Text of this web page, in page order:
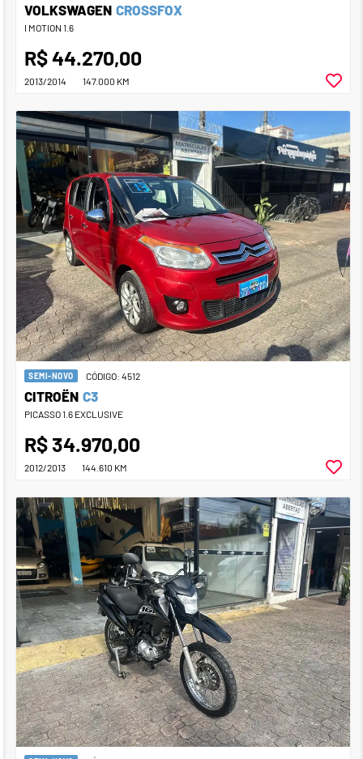
VOLKSWAGEN CROSSFOX
I MOTION 1.6
R$ 44.270,00
2013/2014 147.000 KM
SEMI-NOVO CÓDIGO: 4512
CITROËN C3
PICASSO 1.6 EXCLUSIVE
R$ 34.970,00
2012/2013 144.610 KM